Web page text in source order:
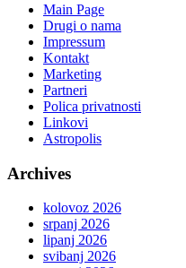
Main Page
Drugi o nama
Impressum
Kontakt
Marketing
Partneri
Polica privatnosti
Linkovi
Astropolis
Archives
kolovoz 2026
srpanj 2026
lipanj 2026
svibanj 2026